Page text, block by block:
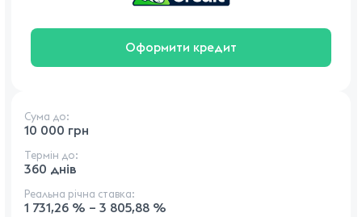
Сума до:
10 000 грн
Термін до:
360 днів
Реальна річна ставка:
1 731,26 % – 3 805,88 %
Оформити кредит